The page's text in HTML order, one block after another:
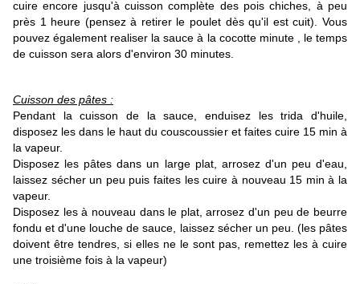
cuire encore jusqu'à cuisson complète des pois chiches, à peu
près 1 heure (pensez à retirer le poulet dès qu'il est cuit). Vous
pouvez également realiser la sauce à la cocotte minute , le temps
de cuisson sera alors d'environ 30 minutes.
Cuisson des pâtes :
Pendant la cuisson de la sauce, enduisez les trida d'huile,
disposez les dans le haut du couscoussier et faites cuire 15 min à
la vapeur.
Disposez les pâtes dans un large plat, arrosez d'un peu d'eau,
laissez sécher un peu puis faites les cuire à nouveau 15 min à la
vapeur.
Disposez les à nouveau dans le plat, arrosez d'un peu de beurre
fondu et d'une louche de sauce, laissez sécher un peu. (les pâtes
doivent être tendres, si elles ne le sont pas, remettez les à cuire
une troisième fois à la vapeur)